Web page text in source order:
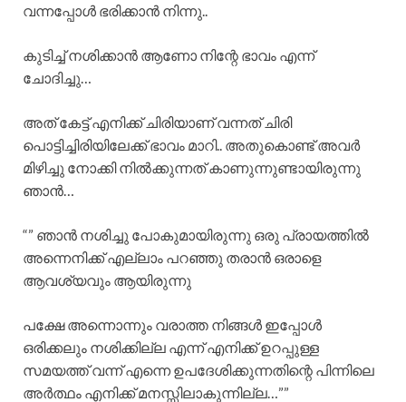
വന്നപ്പോൾ ഭരിക്കാൻ നിന്നു..
കുടിച്ച് നശിക്കാൻ ആണോ നിന്റേ ഭാവം എന്ന്
ചോദിച്ചു…
അത് കേട്ട് എനിക്ക് ചിരിയാണ് വന്നത് ചിരി
പൊട്ടിച്ചിരിയിലേക്ക് ഭാവം മാറി.. അതുകൊണ്ട് അവർ
മിഴിച്ചു നോക്കി നിൽക്കുന്നത് കാണുന്നുണ്ടായിരുന്നു
ഞാൻ…
“” ഞാൻ നശിച്ചു പോകുമായിരുന്നു ഒരു പ്രായത്തിൽ
അന്നെനിക്ക് എല്ലാം പറഞ്ഞു തരാൻ ഒരാളെ
ആവശ്യവും ആയിരുന്നു
പക്ഷേ അന്നൊന്നും വരാത്ത നിങ്ങൾ ഇപ്പോൾ
ഒരിക്കലും നശിക്കില്ല എന്ന് എനിക്ക് ഉറപ്പുള്ള
സമയത്ത് വന്ന് എന്നെ ഉപദേശിക്കുന്നതിന്റെ പിന്നിലെ
അർത്ഥം എനിക്ക് മനസ്സിലാകുന്നില്ല…””